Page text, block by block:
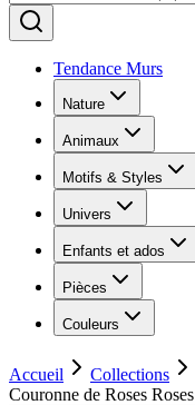
Tendance Murs
Nature
Animaux
Motifs & Styles
Univers
Enfants et ados
Pièces
Couleurs
Accueil Collections
Couronne de Roses Roses